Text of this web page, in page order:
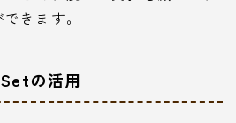
きます。
の活用